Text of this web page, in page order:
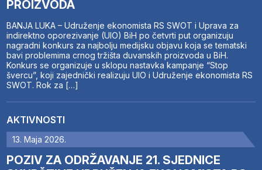
PROIZVODA
BANJA LUKA – Udruženje ekonomista RS SWOT i Uprava za
indirektno oporezivanje (UIO) BiH po četvrti put organizuju
nagradni konkurs za najbolju medijsku objavu koja se tematski
bavi problemima crnog tržišta duvanskih proizvoda u BiH.
Konkurs se organizuje u sklopu nastavka kampanje “Stop
švercu”, koji zajednički realizuju UIO i Udruženje ekonomista RS
SWOT. Rok za […]
AKTIVNOSTI
13. Maja 2026.
POZIV ZA ODRŽAVANJE 21. SJEDNICE